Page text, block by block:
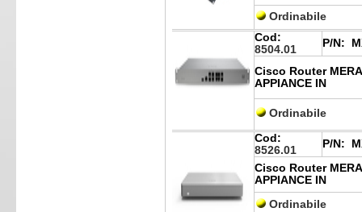
Ordinabile
Cod:
8504.01
P/N:
Cisco Router
APPIANCE IN
Ordinabile
Cod:
8526.01
P/N:
Cisco Router
APPIANCE IN
Ordinabile